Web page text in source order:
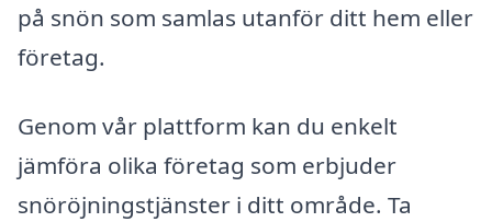
på snön som samlas utanför ditt hem eller
företag.
Genom vår plattform kan du enkelt
jämföra olika företag som erbjuder
snöröjningstjänster i ditt område. Ta